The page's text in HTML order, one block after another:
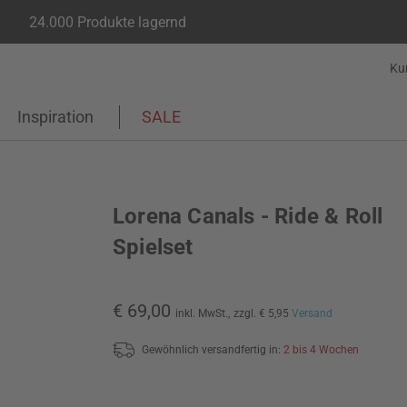
24.000 Produkte lagernd
Inspiration SALE
Lorena Canals - Ride & Roll
Spielset
€ 69,00 inkl. MwSt., zzgl. € 5,95 Versand
Gewöhnlich versandfertig in: 2 bis 4 Wochen